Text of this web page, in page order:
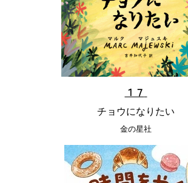
１７
チョウになりたい
金の星社